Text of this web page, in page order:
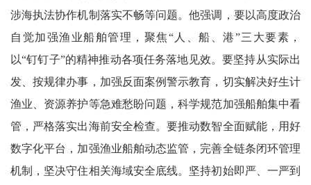
涉海执法协作机制落实不畅等问题。他强调，要以高度政治
自觉加强渔业船舶管理，聚焦“人、船、港”三大要素，
以“钉钉子”的精神推动各项任务落地见效。要坚持从实际出
发、按规律办事，加强反面案例警示教育，切实解决好生计
渔业、资源养护等急难愁盼问题，科学规范加强船舶集中看
管，严格落实出海前安全检查。要推动数智全面赋能，用好
数字化平台，加强渔业船舶动态监管，完善全链条闭环管理
机制，坚决守住相关海域安全底线。坚持初始即严、一严到